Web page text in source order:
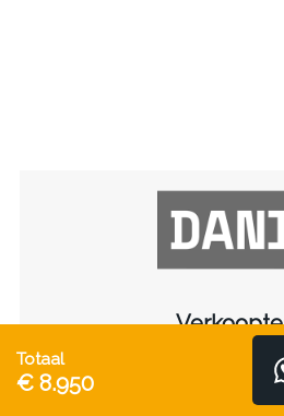
Bel ons gerust voor
Totaal
€ 8.950